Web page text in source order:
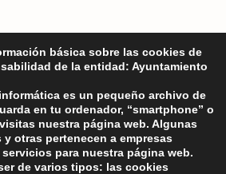
y Bases del concurso
básica sobre las cookies de
de la entidad: Ayuntamiento
es un pequeño archivo de
en tu ordenador, “smartphone” o
nuestra página web. Algunas
otras pertenecen a empresas
para nuestra página web.
de varios tipos: las cookies